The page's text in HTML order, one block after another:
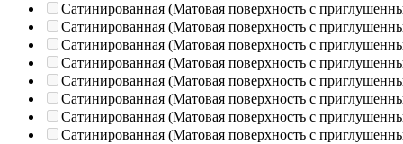
Сатинированная (Матовая поверхность с
Сатинированная (Матовая поверхность с
Сатинированная (Матовая поверхность с
Сатинированная (Матовая поверхность с
Сатинированная (Матовая поверхность с
Сатинированная (Матовая поверхность с
Сатинированная (Матовая поверхность с
Сатинированная (Матовая поверхность с